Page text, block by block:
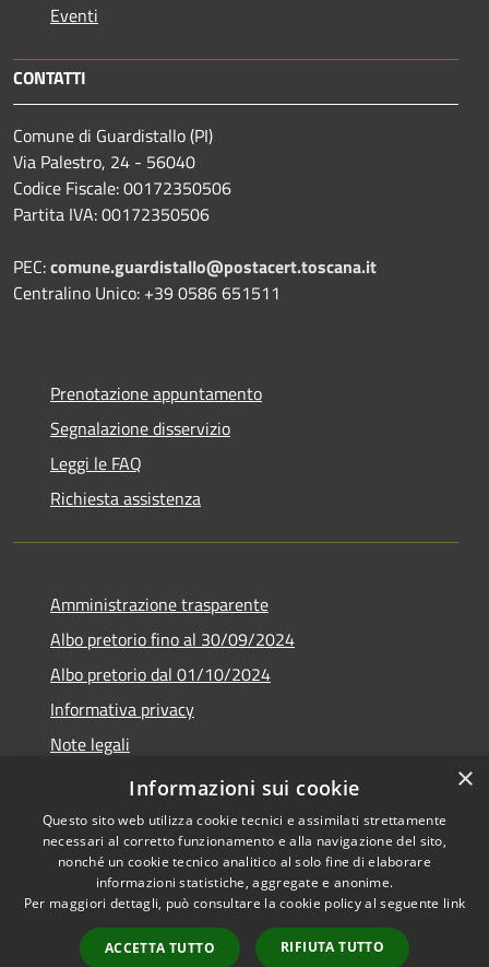
Eventi
CONTATTI
Comune di Guardistallo (PI)
Via Palestro, 24 - 56040
Codice Fiscale: 00172350506
Partita IVA: 00172350506
PEC:comune.guardistallo@postacert.toscana.it
Centralino Unico: +39 0586 651511
Prenotazione appuntamento
Segnalazione disservizio
Leggi le FAQ
Richiesta assistenza
Amministrazione trasparente
Albo pretorio fino al 30/09/2024
Albo pretorio dal 01/10/2024
Informativa privacy
Note legali
Dichiarazione di accessibilità
Accessibilità
Copyright © 2026 • Comune di
Guardistallo • Powered by
Municipium•
Accesso
×
Informazioni sui cookie
Questo sito web utilizza cookie tecnici e assimilati strettamente
necessari al corretto funzionamento e alla navigazione del sito,
nonché un cookie tecnico analitico al solo fine di elaborare
informazioni statistiche, aggregate e anonime.
Per maggiori dettagli, può consultare la cookie policy al seguente link
ACCETTA TUTTO RIFIUTA TUTTO